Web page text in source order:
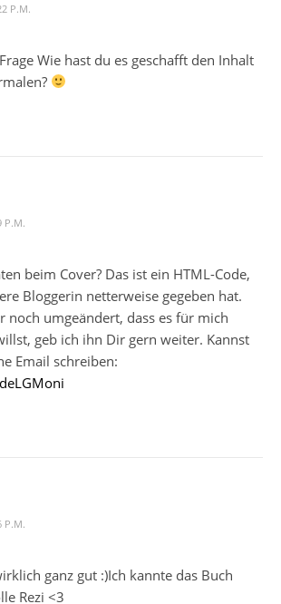
P.M.
Wie hast du es geschafft den Inhalt
P.M.
beim Cover? Das ist ein HTML-Code,
Bloggerin netterweise gegeben hat.
noch umgeändert, dass es für mich
geb ich ihn Dir gern weiter. Kannst
Email schreiben:
P.M.
ganz gut :)Ich kannte das Buch
Rezi <3